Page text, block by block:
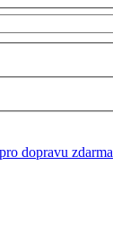
dopravu zdarma